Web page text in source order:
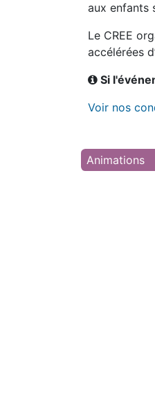
aux enfants
Le CREE
accélérées
Si
Voir nos
Animations